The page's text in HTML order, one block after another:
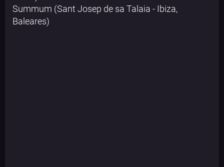
Summum (Sant Josep de sa Talaia - Ibiza,
Baleares)